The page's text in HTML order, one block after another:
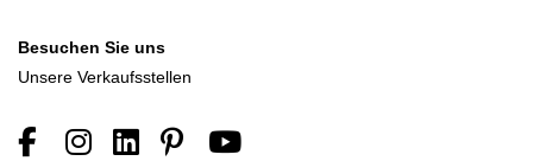
Besuchen Sie uns
Unsere Verkaufsstellen